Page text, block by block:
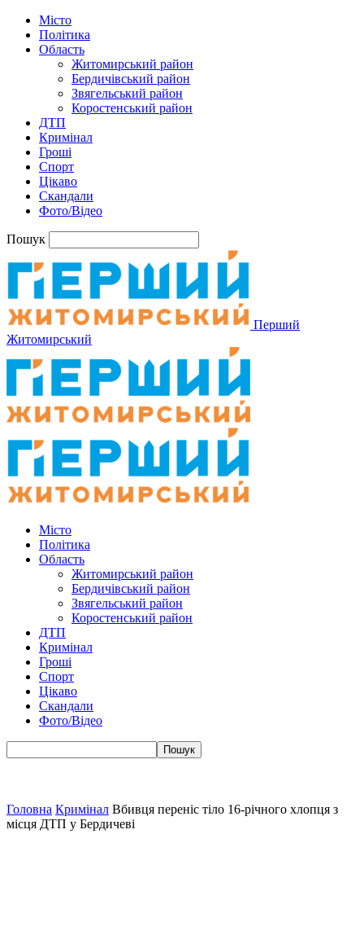
Місто
Політика
Область
Житомирський район
Бердичівський район
Звягельський район
Коростенський район
ДТП
Кримінал
Гроші
Спорт
Цікаво
Скандали
Фото/Відео
Пошук
Перший
Житомирський
Місто
Політика
Область
Житомирський район
Бердичівський район
Звягельський район
Коростенський район
ДТП
Кримінал
Гроші
Спорт
Цікаво
Скандали
Фото/Відео
Головна Кримінал Вбивця переніс тіло 16-річного хлопця з
місця ДТП у Бердичеві